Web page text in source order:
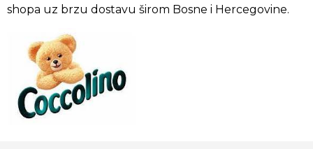
shopa uz brzu dostavu širom Bosne i Hercegovine.